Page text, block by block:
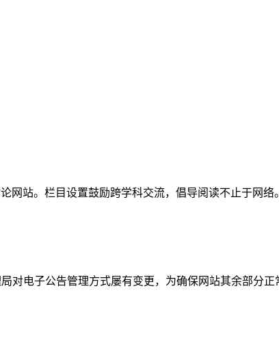
网站。栏目设置鼓励跨学科交流，倡导阅读不止于网
对电子公告管理方式屡有变更，为确保网站其余部分